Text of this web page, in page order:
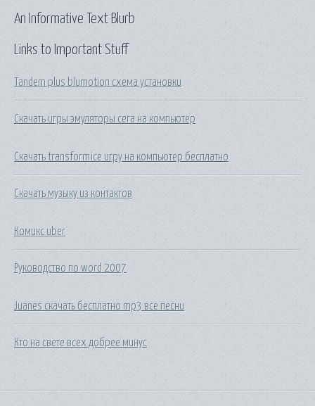
Links to Important Stuff
Tandem plus blumotion схема установки
Скачать игры эмуляторы сега на компьютер
Скачать transformice игру на компьютер бесплатно
Скачать музыку из контактов
Комикс uber
Руководство по word 2007
Juanes скачать бесплатно mp3 все песни
Кто на свете всех добрее минус
An Informative Text Blurb